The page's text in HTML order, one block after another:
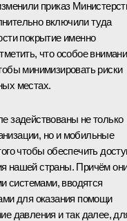
приказ
включили туда
покрытие именно
что особое
минимизировать риски
местах.
задействованы не только
но и мобильные
чтобы обеспечить
нашей страны. Причём
системами, вводятся
для оказания помощи
давления и так далее,